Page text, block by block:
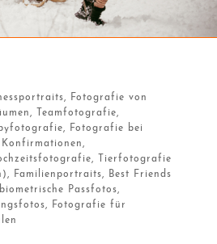
Fotografie von
Teamfotografie,
Fotografie bei
Tierfotografie
Familienportraits, Best Friends
Passfotos,
Fotografie für